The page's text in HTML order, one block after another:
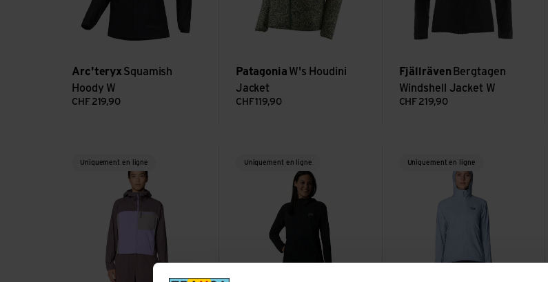
Arc'teryx Squamish
Hoody W
CHF 219,90
Patagonia W's Houdini
Jacket
CHF119,90
Fjällräven Bergtagen
Windshell Jacket W
CHF 219,90
Uniquement en ligne Uniquement en ligne Uniquement en ligne